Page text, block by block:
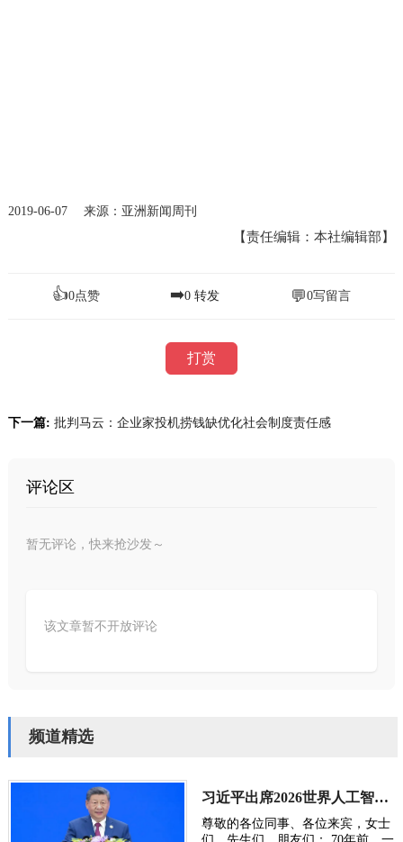
2019-06-07 来源：亚洲新闻周刊
【责任编辑：本社编辑部】
👍0点赞 ➡️0 转发 💬0写留言
打赏
下一篇: 批判马云：企业家投机捞钱缺优化社会制度责任感
评论区
暂无评论，快来抢沙发～
该文章暂不开放评论
频道精选
习近平出席2026世界人工智能大会呼吁携手构建公正合理的全球人工智能治理体系
尊敬的各位同事、各位来宾，女士